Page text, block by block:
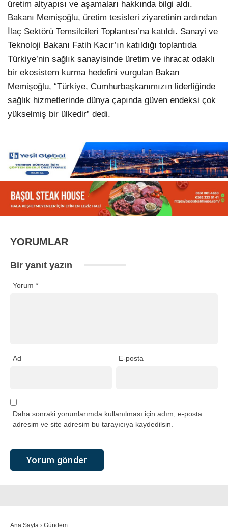
üretim altyapısı ve aşamaları hakkında bilgi aldı.
Bakanı Memişoğlu, üretim tesisleri ziyaretinin ardından
İlaç Sektörü Temsilcileri Toplantısı’na katıldı. Sanayi ve
Teknoloji Bakanı Fatih Kacır’ın katıldığı toplantıda
Türkiye’nin sağlık sanayisinde üretim ve ihracat odaklı
bir ekosistem kurma hedefini vurgulan Bakan
Memişoğlu, “Türkiye, Cumhurbaşkanımızın liderliğinde
sağlık hizmetlerinde dünya çapında güven endeksi çok
yükselmiş bir ülkedir” dedi.
YORUMLAR
Bir yanıt yazın
Yorum *
Ad E-posta
Daha sonraki yorumlarımda kullanılması için adım, e-posta
adresim ve site adresim bu tarayıcıya kaydedilsin.
Ana Sayfa › Gündem